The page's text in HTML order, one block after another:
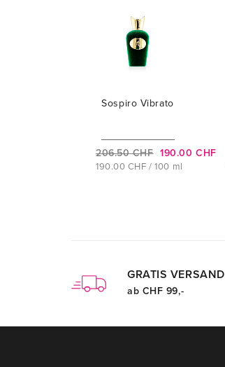
Sospiro Vibrato
206.50 CHF 190.00 CHF
190.00 CHF / 100 ml
GRATIS VERSAND
ab CHF 99,-